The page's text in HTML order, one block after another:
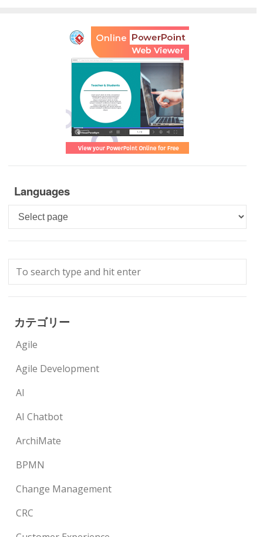
Languages
Languages
カテゴリー
Agile
Agile Development
AI
AI Chatbot
ArchiMate
BPMN
Change Management
CRC